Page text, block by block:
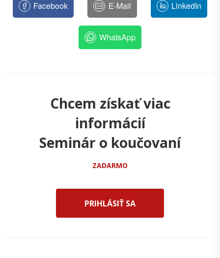
Facebook E-Mail LinkedIn
WhatsApp
Chcem získať viac
informácií
Seminár o koučovaní
ZADARMO
PRIHLÁSIŤ SA